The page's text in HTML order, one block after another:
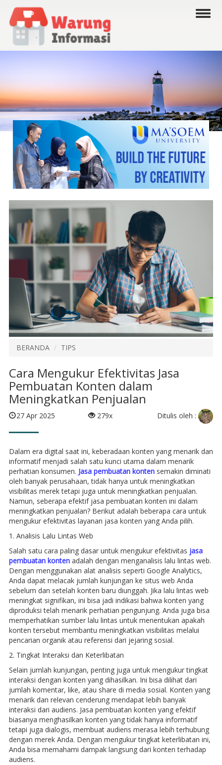
BERANDA TIPS
Cara Mengukur Efektivitas Jasa
Pembuatan Konten dalam
Meningkatkan Penjualan
27 Apr 2025 279x Ditulis oleh :
Dalam era digital saat ini, keberadaan konten yang menarik dan
informatif menjadi salah satu kunci utama dalam menarik
perhatian konsumen. Jasa pembuatan kontensemakin diminati
oleh banyak perusahaan, tidak hanya untuk meningkatkan
visibilitas merek tetapi juga untuk meningkatkan penjualan.
Namun, seberapa efektif jasa pembuatan konten ini dalam
meningkatkan penjualan? Berikut adalah beberapa cara untuk
mengukur efektivitas layanan jasa konten yang Anda pilih.
1. Analisis Lalu Lintas Web
Salah satu cara paling dasar untuk mengukur efektivitas jasa
pembuatan kontenadalah dengan menganalisis lalu lintas web.
Dengan menggunakan alat analisis seperti Google Analytics,
Anda dapat melacak jumlah kunjungan ke situs web Anda
sebelum dan setelah konten baru diunggah. Jika lalu lintas web
meningkat signifikan, ini bisa jadi indikasi bahwa konten yang
diproduksi telah menarik perhatian pengunjung. Anda juga bisa
memperhatikan sumber lalu lintas untuk menentukan apakah
konten tersebut membantu meningkatkan visibilitas melalui
pencarian organik atau referensi dari jejaring sosial.
2. Tingkat Interaksi dan Keterlibatan
Selain jumlah kunjungan, penting juga untuk mengukur tingkat
interaksi dengan konten yang dihasilkan. Ini bisa dilihat dari
jumlah komentar, like, atau share di media sosial. Konten yang
menarik dan relevan cenderung mendapat lebih banyak
interaksi dari audiens. Jasa pembuatan konten yang efektif
biasanya menghasilkan konten yang tidak hanya informatif
tetapi juga dialogis, membuat audiens merasa lebih terhubung
dengan merek Anda. Dengan mengukur tingkat keterlibatan ini,
Anda bisa memahami dampak langsung dari konten terhadap
audiens.